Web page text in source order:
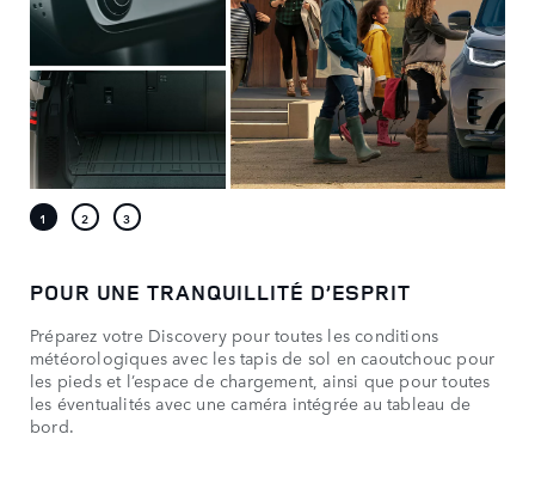
POUR UNE TRANQUILLITÉ D’ESPRIT
Préparez votre Discovery pour toutes les conditions
météorologiques avec les tapis de sol en caoutchouc pour
les pieds et l’espace de chargement, ainsi que pour toutes
les éventualités avec une caméra intégrée au tableau de
bord.